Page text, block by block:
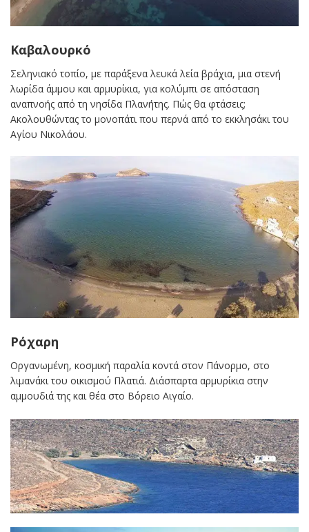
Καβαλουρκό
Σεληνιακό τοπίο, με παράξενα λευκά λεία βράχια, μια στενή
λωρίδα άμμου και αρμυρίκια, για κολύμπι σε απόσταση
αναπνοής από τη νησίδα Πλανήτης. Πώς θα φτάσεις;
Ακολουθώντας το μονοπάτι που περνά από το εκκλησάκι του
Αγίου Νικολάου.
Ρόχαρη
Οργανωμένη, κοσμική παραλία κοντά στον Πάνορμο, στο
λιμανάκι του οικισμού Πλατιά. Διάσπαρτα αρμυρίκια στην
αμμουδιά της και θέα στο Βόρειο Αιγαίο.